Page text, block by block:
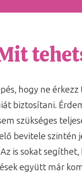
hogy ne
biztosítani.
szükséges
bevitele
is sokat
együtt már